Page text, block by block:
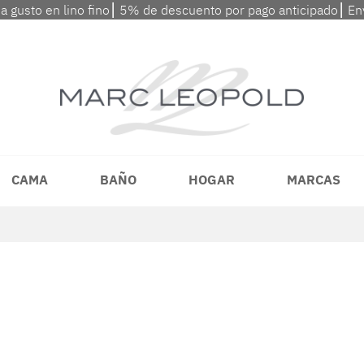
gusto en lino fino⎮ 5% de descuento por pago anticipado⎮
CAMA BAÑO HOGAR MARCAS